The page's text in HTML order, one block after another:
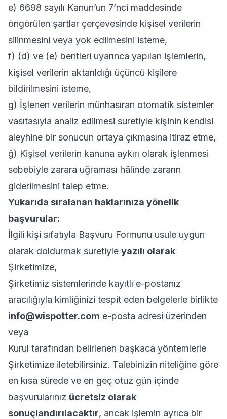
e) 6698 sayılı Kanun’un 7’nci maddesinde
öngörülen şartlar çerçevesinde kişisel verilerin
silinmesini veya yok edilmesini isteme,
f) (d) ve (e) bentleri uyarınca yapılan işlemlerin,
kişisel verilerin aktarıldığı üçüncü kişilere
bildirilmesini isteme,
g) İşlenen verilerin münhasıran otomatik sistemler
vasıtasıyla analiz edilmesi suretiyle kişinin kendisi
aleyhine bir sonucun ortaya çıkmasına itiraz etme,
ğ) Kişisel verilerin kanuna aykırı olarak işlenmesi
sebebiyle zarara uğraması hâlinde zararın
giderilmesini talep etme.
Yukarıda sıralanan haklarınıza yönelik
başvurular:
İlgili kişi sıfatıyla Başvuru Formunu usule uygun
olarak doldurmak suretiyle yazılı olarak
Şirketimize,
Şirketimiz sistemlerinde kayıtlı e-postanız
aracılığıyla kimliğinizi tespit eden belgelerle birlikte
info@wispotter.com e-posta adresi üzerinden
veya
Kurul tarafından belirlenen başkaca yöntemlerle
Şirketimize iletebilirsiniz. Talebinizin niteliğine göre
en kısa sürede ve en geç otuz gün içinde
başvurularınız ücretsiz olarak
sonuçlandırılacaktır, ancak işlemin ayrıca bir